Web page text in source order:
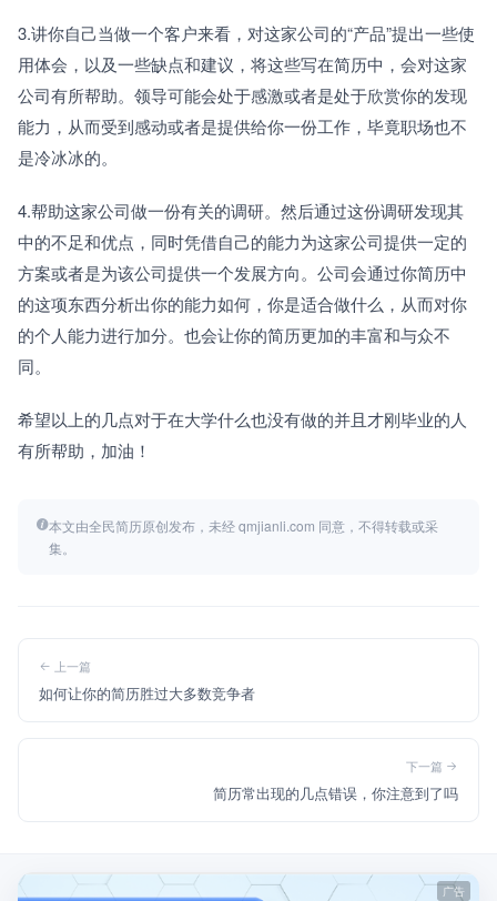
3.讲你自己当做一个客户来看，对这家公司的“产品”提出一些使
用体会，以及一些缺点和建议，将这些写在简历中，会对这家
公司有所帮助。领导可能会处于感激或者是处于欣赏你的发现
能力，从而受到感动或者是提供给你一份工作，毕竟职场也不
是冷冰冰的。
4.帮助这家公司做一份有关的调研。然后通过这份调研发现其
中的不足和优点，同时凭借自己的能力为这家公司提供一定的
方案或者是为该公司提供一个发展方向。公司会通过你简历中
的这项东西分析出你的能力如何，你是适合做什么，从而对你
的个人能力进行加分。也会让你的简历更加的丰富和与众不
同。
希望以上的几点对于在大学什么也没有做的并且才刚毕业的人
有所帮助，加油！
本文由全民简历原创发布，未经 qmjianli.com 同意，不得转载或采
集。
上一篇
如何让你的简历胜过大多数竞争者
下一篇
简历常出现的几点错误，你注意到了吗